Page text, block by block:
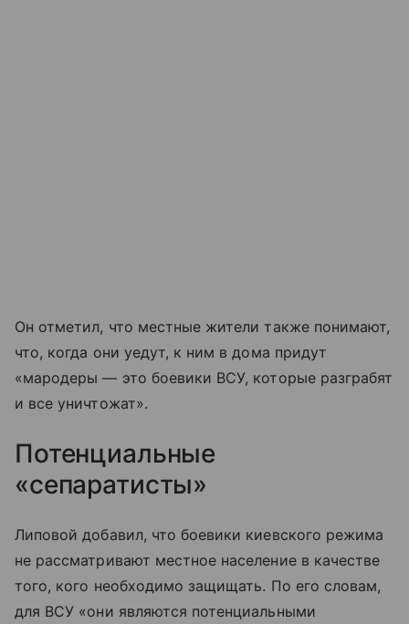
Он отметил, что местные жители также понимают,
что, когда они уедут, к ним в дома придут
«мародеры — это боевики ВСУ, которые разграбят
и все уничтожат».
Потенциальные
«сепаратисты»
Липовой добавил, что боевики киевского режима
не рассматривают местное население в качестве
того, кого необходимо защищать. По его словам,
для ВСУ «они являются потенциальными